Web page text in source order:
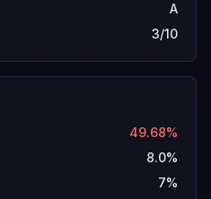
A
3/10
49.68%
8.0%
7%